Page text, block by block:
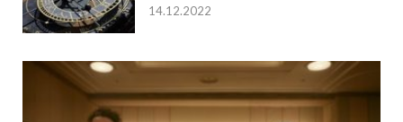
14.12.2022